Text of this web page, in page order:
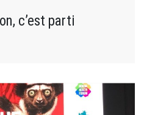
c’est parti